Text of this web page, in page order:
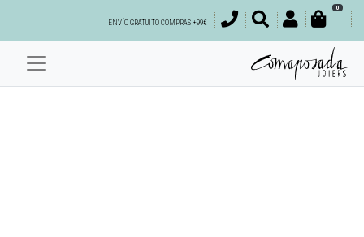
ENVÍO GRATUITO COMPRAS +99€
0